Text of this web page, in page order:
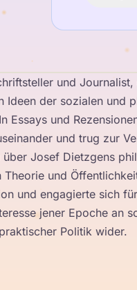
und
Ideen der sozialen und
Essays und
und trug zur
Josef Dietzgens
und
und engagierte sich
jener Epoche an
Politik wider.